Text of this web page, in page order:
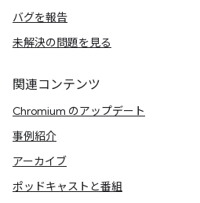
バグを報告
未解決の問題を見る
関連コンテンツ
Chromium のアップデート
事例紹介
アーカイブ
ポッドキャストと番組